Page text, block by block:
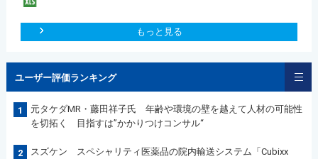
もっと見る
ユーザー評価ランキング
1
元タケダMR・藤田祥子氏 年齢や環境の壁を越えて人材の可能性
を切拓く 目指すは”かかりつけコンサル“
2
スズケン スペシャリティ医薬品の院内輸送システム「Cubixx